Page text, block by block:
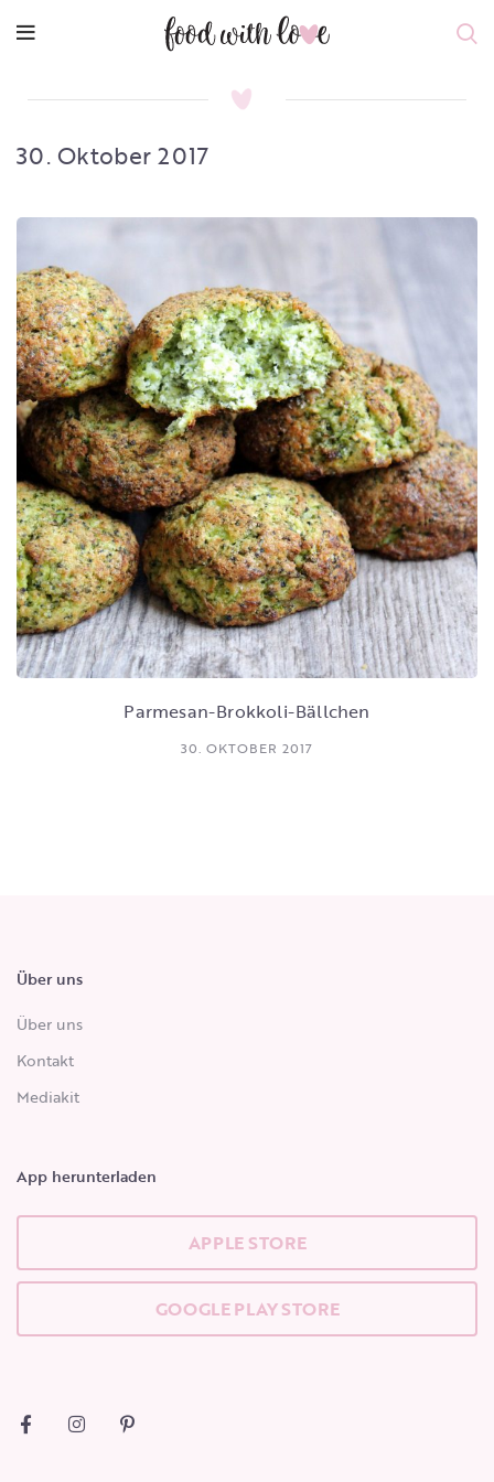
30. Oktober 2017
Parmesan-Brokkoli-Bällchen
30. OKTOBER 2017
Über uns
Über uns
Kontakt
Mediakit
App herunterladen
APPLE STORE
GOOGLE PLAY STORE